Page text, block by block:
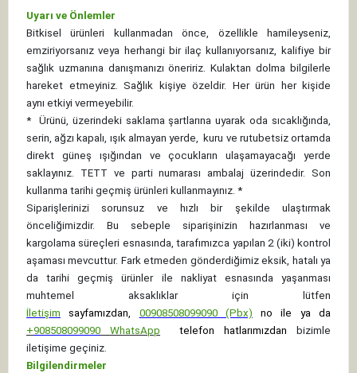
Uyarı ve Önlemler
Bitkisel ürünleri kullanmadan önce, özellikle hamileyseniz,
emziriyorsanız veya herhangi bir ilaç kullanıyorsanız, kalifiye bir
sağlık uzmanına danışmanızı öneririz. Kulaktan dolma bilgilerle
hareket etmeyiniz. Sağlık kişiye özeldir. Her ürün her kişide
aynı etkiyi vermeyebilir.
*
Ürünü, üzerindeki saklama şartlarına uyarak oda sıcaklığında,
serin, ağzı kapalı, ışık almayan yerde, kuru ve rutubetsiz ortamda
direkt güneş ışığından ve çocukların ulaşamayacağı yerde
saklayınız. TETT ve parti numarası ambalaj üzerindedir. Son
kullanma tarihi geçmiş ürünleri kullanmayınız. *
Siparişlerinizi sorunsuz ve hızlı bir şekilde ulaştırmak
önceliğimizdir. Bu sebeple siparişinizin hazırlanması ve
kargolama süreçleri esnasında, tarafımızca yapılan 2 (iki) kontrol
aşaması mevcuttur. Fark etmeden gönderdiğimiz eksik, hatalı ya
da tarihi geçmiş ürünler ile nakliyat esnasında yaşanması
muhtemel aksaklıklar için lütfen
İletişim
sayfamızdan, 00908508099090 (Pbx) no ile ya da
+908508099090 WhatsApp telefon hatlarımızdan bizimle
iletişime geçiniz.
Bilgilendirmeler